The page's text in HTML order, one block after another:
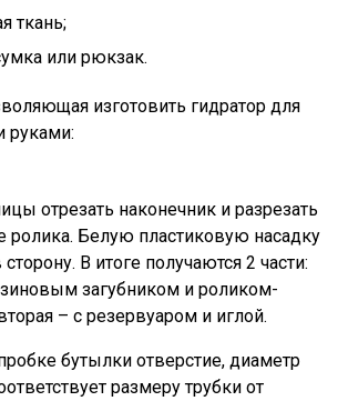
ткань;
или рюкзак.
изготовить гидратор для
руками:
отрезать наконечник и разрезать
ролика. Белую пластиковую насадку
В итоге получаются 2 части:
загубником и роликом-
– с резервуаром и иглой.
бутылки отверстие, диаметр
размеру трубки от